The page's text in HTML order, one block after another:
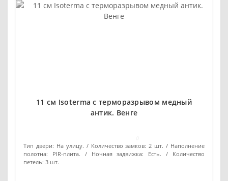
11 см Isoterma с терморазрывом медный
антик. Венге
Тип двери: На улицу. Количество замков: 2 шт.
Наполнение
полотна:
PIR-плита. Ночная задвижка: Есть.
Количество
петель: 3 шт.